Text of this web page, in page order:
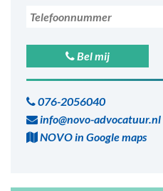
Bel mij
076-2056040
info@novo-advocatuur.nl
NOVO in Google maps